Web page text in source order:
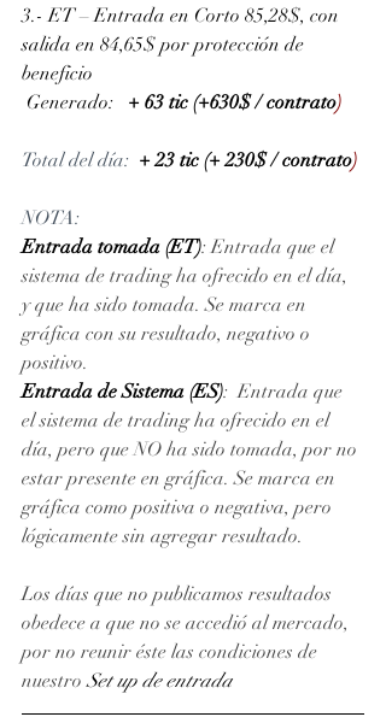
3.- ET – Entrada en Corto 85,28$, con
salida en 84,65$ por protección de
beneficio
Generado:
+ 63 tic (+630$ / contrato)
Total del día: + 23 tic (+ 230$ / contrato)
NOTA:
Entrada tomada (ET): Entrada que el
sistema de trading ha ofrecido en el día,
y que ha sido tomada. Se marca en
gráfica con su resultado, negativo o
positivo.
Entrada de Sistema (ES):  Entrada que
el sistema de trading ha ofrecido en el
día, pero que NO ha sido tomada, por no
estar presente en gráfica. Se marca en
gráfica como positiva o negativa, pero
lógicamente sin agregar resultado.
Los días que no publicamos resultados
obedece a que no se accedió al mercado,
por no reunir éste las condiciones de
nuestro Set up de entrada